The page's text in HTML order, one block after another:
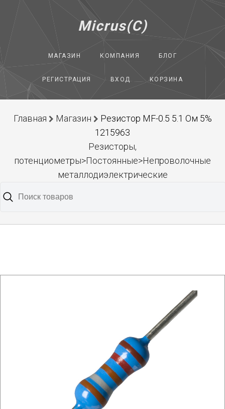
Micrus(C)
МАГАЗИН КОМПАНИЯ БЛОГ
РЕГИСТРАЦИЯ ВХОД КОРЗИНА
Главная Магазин
Резистор MF-0.5 5.1 Ом 5%
1215963
Резисторы,
потенциометры>Постоянные>Непроволочные
металлодиэлектрические